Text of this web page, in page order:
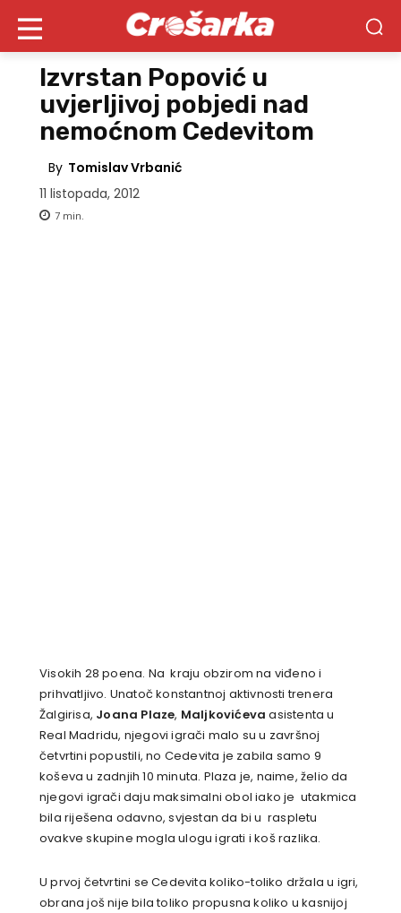
Izvrstan Popović u
uvjerljivoj pobjedi nad
nemoćnom Cedevitom
By Tomislav Vrbanić
11 listopada, 2012
7 min.
Visokih 28 poena. Na kraju obzirom na viđeno i
prihvatljivo. Unatoč konstantnoj aktivnosti trenera
Žalgirisa, Joana Plaze, Maljkovićeva asistenta u
Real Madridu, njegovi igrači malo su u završnoj
četvrtini popustili, no Cedevita je zabila samo 9
koševa u zadnjih 10 minuta. Plaza je, naime, želio da
njegovi igrači daju maksimalni obol iako je utakmica
bila riješena odavno, svjestan da bi u raspletu
ovakve skupine mogla ulogu igrati i koš razlika.
U prvoj četvrtini se Cedevita koliko-toliko držala u igri,
obrana još nije bila toliko propusna koliko u kasnijoj